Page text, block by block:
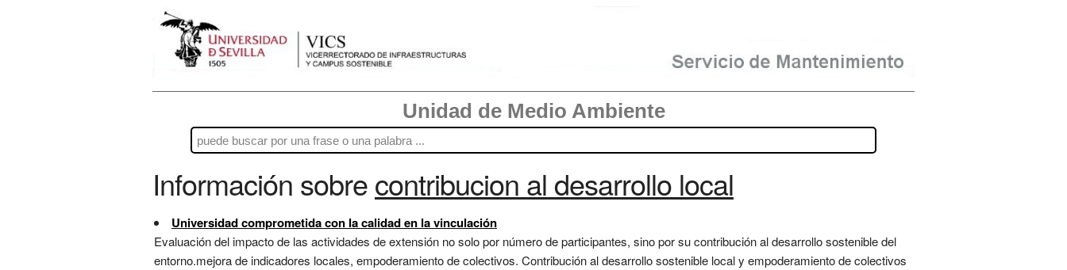
Unidad de Medio Ambiente
Información sobrecontribucion al desarrollo local
Universidad comprometida con la calidad en la vinculación
Evaluación del impacto de las actividades de extensión no solo por número de participantes, sino por su contribución al desarrollo sostenible del
entorno.mejora de indicadores locales, empoderamiento de colectivos. Contribución al desarrollo sostenible local y empoderamiento de colectivos